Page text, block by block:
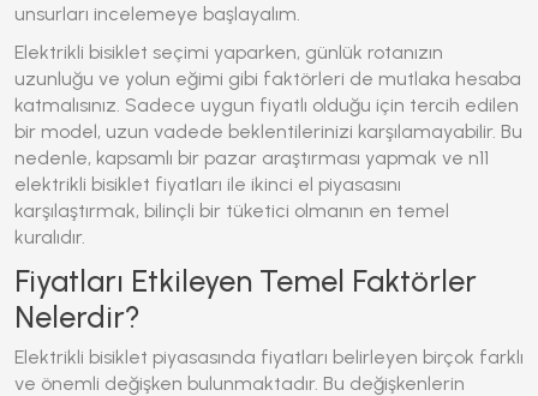
unsurları incelemeye başlayalım.
Elektrikli bisiklet seçimi yaparken, günlük rotanızın
uzunluğu ve yolun eğimi gibi faktörleri de mutlaka hesaba
katmalısınız. Sadece uygun fiyatlı olduğu için tercih edilen
bir model, uzun vadede beklentilerinizi karşılamayabilir. Bu
nedenle, kapsamlı bir pazar araştırması yapmak ve n11
elektrikli bisiklet fiyatları ile ikinci el piyasasını
karşılaştırmak, bilinçli bir tüketici olmanın en temel
kuralıdır.
Fiyatları Etkileyen Temel Faktörler
Nelerdir?
Elektrikli bisiklet piyasasında fiyatları belirleyen birçok farklı
ve önemli değişken bulunmaktadır. Bu değişkenlerin